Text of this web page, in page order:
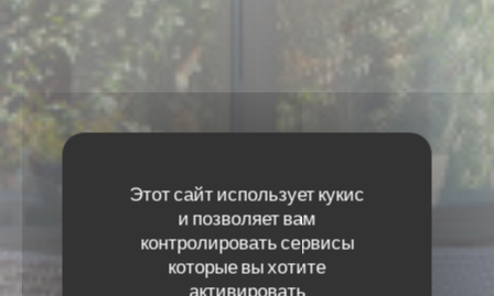
Этот сайт использует кукис
и позволяет вам
контролировать сервисы
которые вы хотите
активировать